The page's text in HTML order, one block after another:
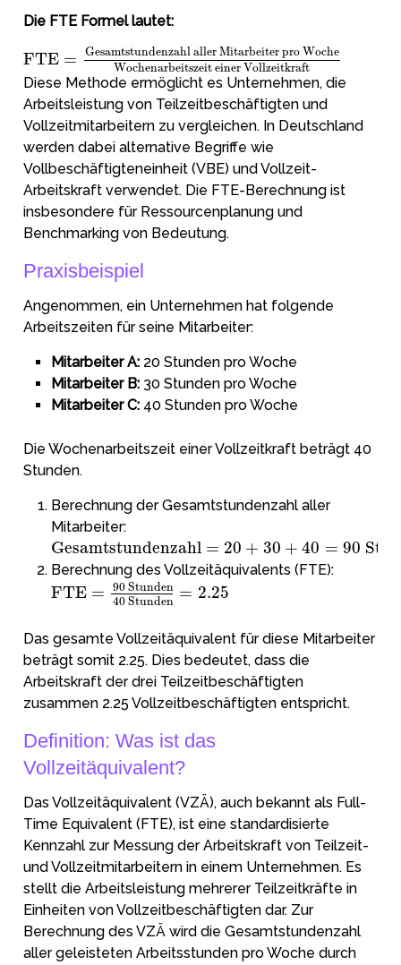
Die FTE Formel lautet:
FTE =
Gesamtstundenzahl aller Mitarbeiter pro Woche
Wochenarbeitszeit einer Vollzeitkraft
Diese Methode ermöglicht es Unternehmen, die
Arbeitsleistung von Teilzeitbeschäftigten und
Vollzeitmitarbeitern zu vergleichen. In Deutschland
werden dabei alternative Begriffe wie
Vollbeschäftigteneinheit (VBE) und Vollzeit-
Arbeitskraft verwendet. Die FTE-Berechnung ist
insbesondere für Ressourcenplanung und
Benchmarking von Bedeutung.
Praxisbeispiel
Angenommen, ein Unternehmen hat folgende
Arbeitszeiten für seine Mitarbeiter:
Mitarbeiter A:20 Stunden pro Woche
Mitarbeiter B:30 Stunden pro Woche
Mitarbeiter C:40 Stunden pro Woche
Die Wochenarbeitszeit einer Vollzeitkraft beträgt 40
Stunden.
Berechnung der Gesamtstundenzahl aller
Mitarbeiter:
Gesamtstundenzahl = 20 + 30 + 40 = 90
Berechnung des Vollzeitäquivalents (FTE):
FTE = 90Stunden
40Stunden = 2.25
Das gesamte Vollzeitäquivalent für diese Mitarbeiter
beträgt somit 2.25. Dies bedeutet, dass die
Arbeitskraft der drei Teilzeitbeschäftigten
zusammen 2.25 Vollzeitbeschäftigten entspricht.
Definition: Was ist das
Vollzeitäquivalent?
Das Vollzeitäquivalent (VZÄ), auch bekannt als Full-
Time Equivalent (FTE), ist eine standardisierte
Kennzahl zur Messung der Arbeitskraft von Teilzeit-
und Vollzeitmitarbeitern in einem Unternehmen. Es
stellt die Arbeitsleistung mehrerer Teilzeitkräfte in
Einheiten von Vollzeitbeschäftigten dar. Zur
Berechnung des VZÄ wird die Gesamtstundenzahl
aller geleisteten Arbeitsstunden pro Woche durch